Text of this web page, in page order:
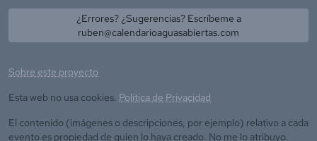
¿Errores? ¿Sugerencias? Escríbeme a
ruben@calendarioaguasabiertas.com
Sobre este proyecto
Esta web no usa cookies. Política de Privacidad
El contenido (imágenes o descripciones, por ejemplo) relativo a cada
evento es propiedad de quien lo haya creado. No me lo atribuyo.